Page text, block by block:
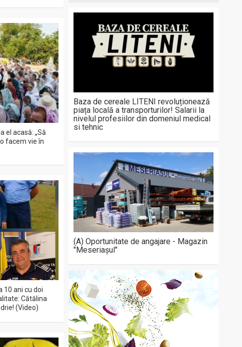
el acasă: „Să
facem vie în
10 ani cu doi
Cătălina
(Video)
Baza de cereale LITENI revoluționează
piața locală a transporturilor! Salarii la
nivelul profesiilor din domeniul medical
si tehnic
(A) Oportunitate de angajare - Magazin
"Meseriașul"